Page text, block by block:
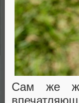
Сам же